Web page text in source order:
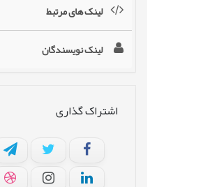
لینک های مرتبط
لینک نویسندگان
اشتراک گذاری